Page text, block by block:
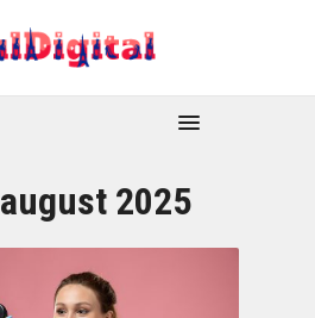
august 2025